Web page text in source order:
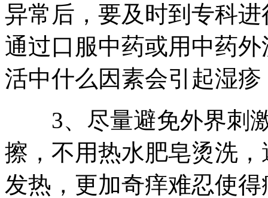
异常后，要及时到专科
通过口服中药或用中药
活中什么因素会引起湿疹
3、尽量避免外界刺激
擦，不用热水肥皂烫洗
发热，更加奇痒难忍使